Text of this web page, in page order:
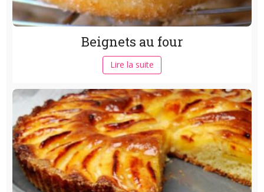
Beignets au four
Lire la suite